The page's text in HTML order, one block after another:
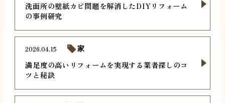
洗面所の壁紙カビ問題を解消したDIYリフォーム
の事例研究
満足度の高いリフォームを実現する業者探しのコ
ツと秘訣
2026.04.15 家